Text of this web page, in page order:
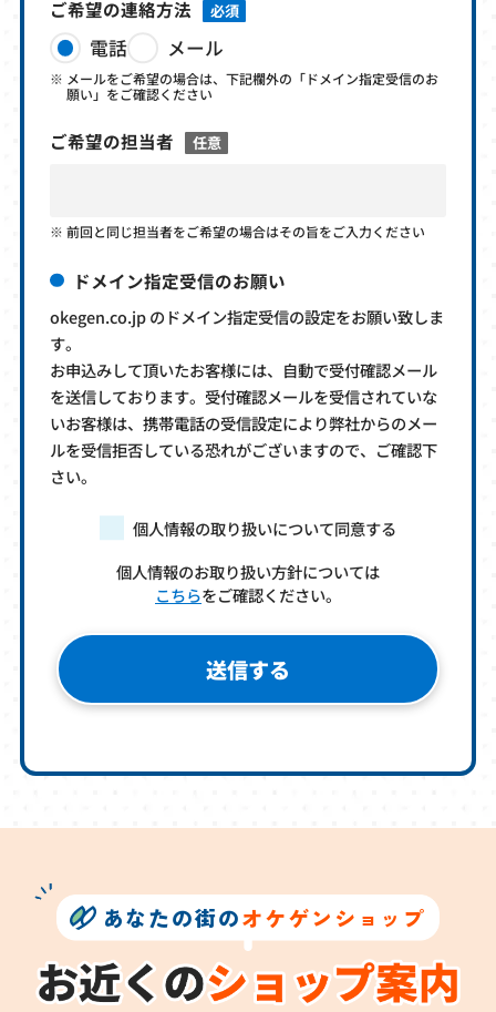
ご希望の連絡方法 必須
電話 メール
メールをご希望の場合は、下記欄外の「ドメイン指定受信のお
願い」をご確認ください
ご希望の担当者 任意
前回と同じ担当者をご希望の場合はその旨をご入力ください
ドメイン指定受信のお願い
okegen.co.jp のドメイン指定受信の設定をお願い致しま
す。
お申込みして頂いたお客様には、自動で受付確認メール
を送信しております。受付確認メールを受信されていな
いお客様は、携帯電話の受信設定により弊社からのメー
ルを受信拒否している恐れがございますので、ご確認下
さい。
個人情報の取り扱いについて同意する
個人情報のお取り扱い方針については
こちらをご確認ください。
あなたの街のオケゲンショップ